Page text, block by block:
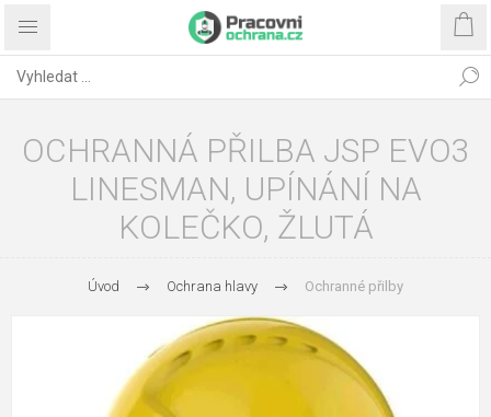
OCHRANNÁ PŘILBA JSP EVO3
LINESMAN, UPÍNÁNÍ NA
KOLEČKO, ŽLUTÁ
Úvod Ochrana hlavy Ochranné přilby